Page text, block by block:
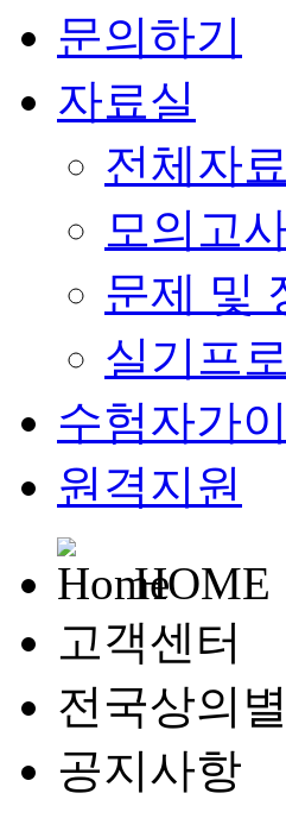
문의하기
자료실
전체자료
모의고
문제 및
실기프
수험자가
원격지원
HOME
고객센터
전국상의
공지사항